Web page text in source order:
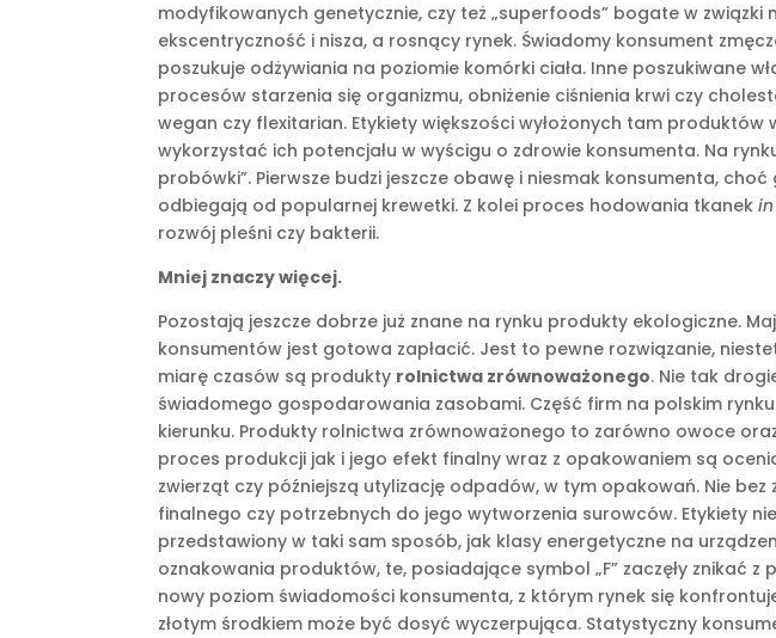
modyfikowanych genetycznie, czy też „superfoods” bogate w związki
ekscentryczność i nisza, a rosnący rynek. Świadomy konsument
poszukuje odżywiania na poziomie komórki ciała. Inne poszukiwane
procesów starzenia się organizmu, obniżenie ciśnienia krwi czy
wegan czy flexitarian. Etykiety większości wyłożonych tam
wykorzystać ich potencjału w wyścigu o zdrowie konsumenta. Na
probówki”. Pierwsze budzi jeszcze obawę i niesmak konsumenta,
odbiegają od popularnej krewetki. Z kolei proces hodowania tkanek
rozwój pleśni czy bakterii.
Mniej znaczy więcej.
Pozostają jeszcze dobrze już znane na rynku produkty ekologiczne.
konsumentów jest gotowa zapłacić. Jest to pewne rozwiązanie,
miarę czasów są produkty rolnictwa zrównoważonego. Nie tak
świadomego gospodarowania zasobami. Część firm na polskim
kierunku. Produkty rolnictwa zrównoważonego to zarówno owoce
proces produkcji jak i jego efekt finalny wraz z opakowaniem są
zwierząt czy późniejszą utylizację odpadów, w tym opakowań. Nie
finalnego czy potrzebnych do jego wytworzenia surowców. Etykiety
przedstawiony w taki sam sposób, jak klasy energetyczne na
oznakowania produktów, te, posiadające symbol „F” zaczęły znikać
nowy poziom świadomości konsumenta, z którym rynek się
złotym środkiem może być dosyć wyczerpująca. Statystyczny